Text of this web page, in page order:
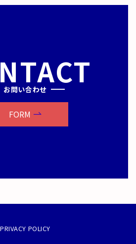
お問い合わせ
FORM
PRIVACY POLICY